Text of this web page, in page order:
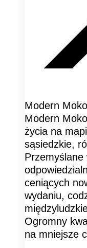
Modern
Modern
życia na
sąsiedzkie,
ceniących
wydaniu,
Ogromny
na mniejsze